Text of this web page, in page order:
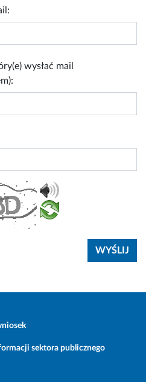
wysłać mail
sektora publicznego